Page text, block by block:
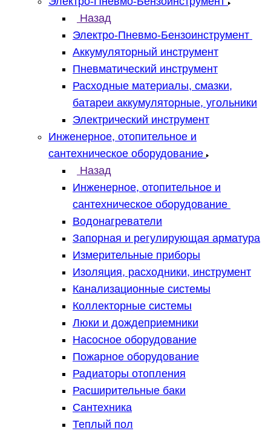
Назад
Электро-Пневмо-Бензоинструмент
Аккумуляторный инструмент
Пневматический инструмент
Расходные материалы, смазки,
батареи аккумуляторные, угольники
Электрический инструмент
Инженерное, отопительное и
сантехническое оборудование
Назад
Инженерное, отопительное и
сантехническое оборудование
Водонагреватели
Запорная и регулирующая арматура
Измерительные приборы
Изоляция, расходники, инструмент
Канализационные системы
Коллекторные системы
Люки и дождеприемники
Насосное оборудование
Пожарное оборудование
Радиаторы отопления
Расширительные баки
Сантехника
Теплый пол